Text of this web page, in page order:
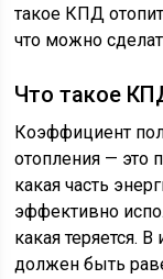
такое КПД
что можно
Что такое
Коэффициент
отопления — это
какая часть
эффективно
какая теряется.
должен быть